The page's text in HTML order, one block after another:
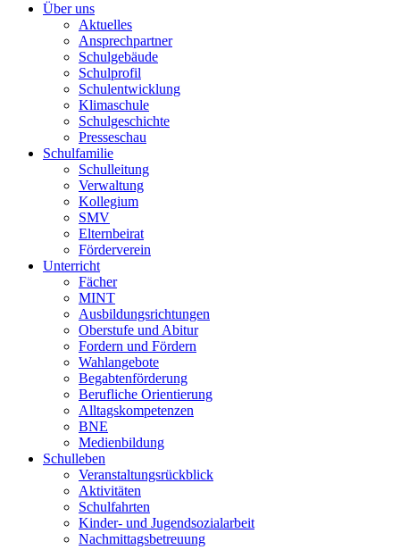
Über uns
Aktuelles
Ansprechpartner
Schulgebäude
Schulprofil
Schulentwicklung
Klimaschule
Schulgeschichte
Presseschau
Schulfamilie
Schulleitung
Verwaltung
Kollegium
SMV
Elternbeirat
Förderverein
Unterricht
Fächer
MINT
Ausbildungsrichtungen
Oberstufe und Abitur
Fordern und Fördern
Wahlangebote
Begabtenförderung
Berufliche Orientierung
Alltagskompetenzen
BNE
Medienbildung
Schulleben
Veranstaltungsrückblick
Aktivitäten
Schulfahrten
Kinder- und Jugendsozialarbeit
Nachmittagsbetreuung